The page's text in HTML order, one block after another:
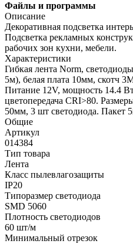
Файлы и программы
Описание
Декоративная подсветка
Подсветка рекламных
рабочих зон кухни, мебели.
Характеристики
Гибкая лента Norm,
5м), белая плата 10мм, скотч
Питание 12V, мощность 14.4
цветопередача CRI>80.
50мм, 3 шт светодиода. Пакет
Общие
Артикул
014384
Тип товара
Лента
Класс пылевлагозащиты
IP20
Типоразмер светодиода
SMD 5060
Плотность светодиодов
60 шт/м
Минимальный отрезок